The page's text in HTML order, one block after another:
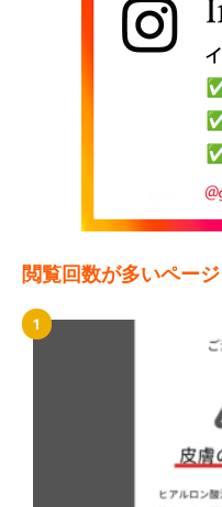
閲覧回数が多いページ